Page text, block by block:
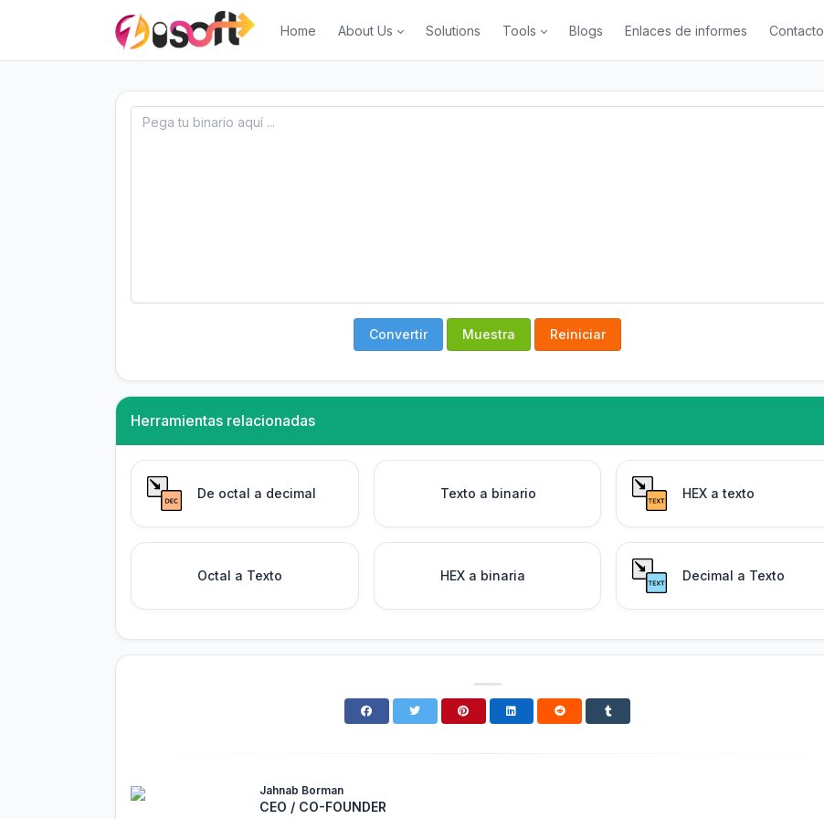
Home About Us Solutions Tools Blogs Enlaces de informes Contacto
Convertir Muestra Reiniciar
Herramientas relacionadas
De octal a decimal Texto a binario HEX a texto
Octal a Texto HEX a binaria Decimal a Texto
Jahnab Borman
CEO / CO-FOUNDER